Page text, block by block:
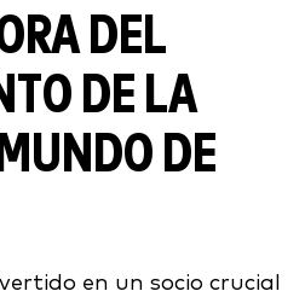
DEL
DE LA
DE
en un socio crucial